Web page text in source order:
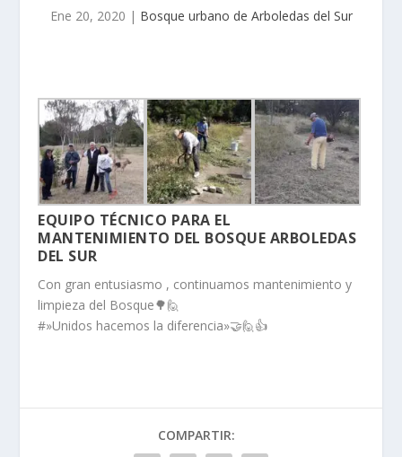
Ene 20, 2020 | Bosque urbano de Arboledas del Sur
EQUIPO TÉCNICO PARA EL
MANTENIMIENTO DEL BOSQUE ARBOLEDAS
DEL SUR
Con gran entusiasmo , continuamos mantenimiento y
limpieza del Bosque🌳🙋
#»Unidos hacemos la diferencia»🤝🙋👍
COMPARTIR: